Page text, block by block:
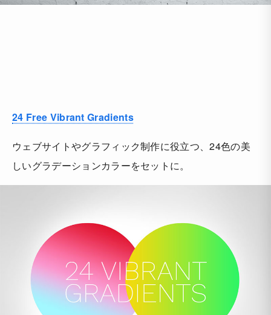
24 Free Vibrant Gradients
ウェブサイトやグラフィック制作に役立つ、24色の美
しいグラデーションカラーをセットに。